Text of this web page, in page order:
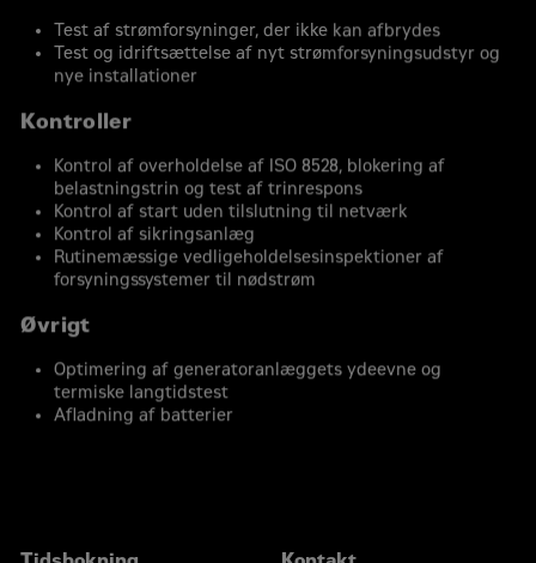
Test af strømforsyninger, der ikke kan afbrydes
Test og idriftsættelse af nyt strømforsyningsudstyr og
nye installationer
Kontroller
Kontrol af overholdelse af ISO 8528, blokering af
belastningstrin og test af trinrespons
Kontrol af start uden tilslutning til netværk
Kontrol af sikringsanlæg
Rutinemæssige vedligeholdelsesinspektioner af
forsyningssystemer til nødstrøm
Øvrigt
Optimering af generatoranlæggets ydeevne og
termiske langtidstest
Afladning af batterier